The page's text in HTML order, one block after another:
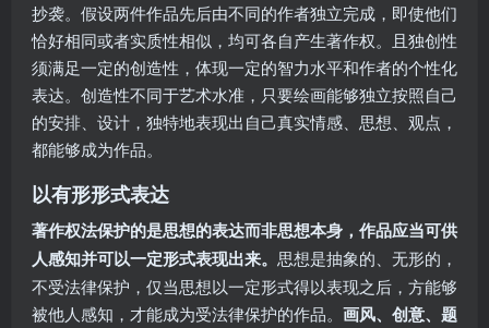
抄袭。假设两件作品先后由不同的作者独立完成，即使他们
恰好相同或者实质性相似，均可各自产生著作权。且独创性
须满足一定的创造性，体现一定的智力水平和作者的个性化
表达。创造性不同于艺术水准，只要绘画能够独立按照自己
的安排、设计，独特地表现出自己真实情感、思想、观点，
都能够成为作品。
以有形形式表达
著作权法保护的是思想的表达而非思想本身，作品应当可供
人感知并可以一定形式表现出来。 思想是抽象的、无形的，
不受法律保护，仅当思想以一定形式得以表现之后，方能够
被他人感知，才能成为受法律保护的作品。 画风、创意、题